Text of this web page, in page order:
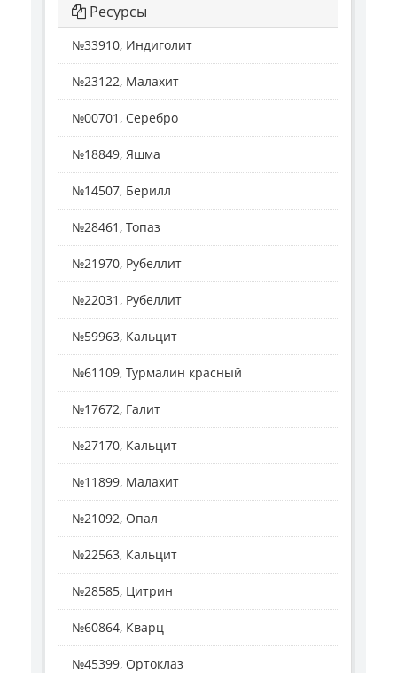
Ресурсы
№33910, Индиголит
№23122, Малахит
№00701, Серебро
№18849, Яшма
№14507, Берилл
№28461, Топаз
№21970, Рубеллит
№22031, Рубеллит
№59963, Кальцит
№61109, Турмалин красный
№17672, Галит
№27170, Кальцит
№11899, Малахит
№21092, Опал
№22563, Кальцит
№28585, Цитрин
№60864, Кварц
№45399, Ортоклаз